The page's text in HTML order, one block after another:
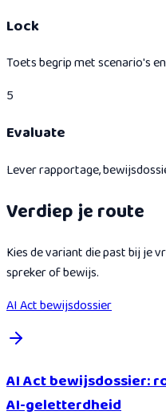
Lock
Toets begrip met scenario's
5
Evaluate
Lever rapportage,
Verdiep je route
Kies de variant die past bij je
spreker of bewijs.
AI Act bewijsdossier
AI Act bewijsdossier:
AI-geletterdheid